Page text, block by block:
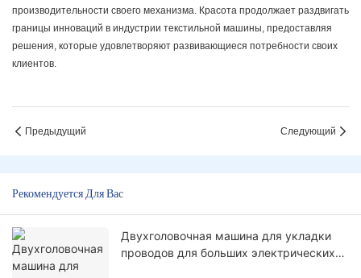
производительности своего механизма. Красота продолжает раздвигать
границы инноваций в индустрии текстильной машины, предоставляя
решения, которые удовлетворяют развивающиеся потребности своих
клиентов.
Предыдущий Следующий
Рекомендуется Для Вас
Двухголовочная машина для укладки
проводов для больших электрических